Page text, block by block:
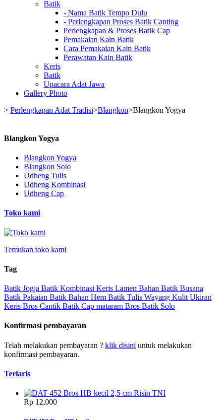
Batik
- Nama Batik Tempo Dulu
- Perlengkapan Proses Batik Canting
Perlengkapan & Proses Batik Cap
Pemakaian Kain Batik
Cara Pemakaian Kain Batik
Perawatan Kain Batik
Keris
Batik
Upacara Adat Jawa
Gallery Photo
> Perlengkapan Adat Tradisi>Blangkon>Blangkon Yogya
Blangkon Yogya
Blangkon Yogya
Blangkon Solo
Udheng Tulis
Udheng Kombinasi
Udheng Cap
Toko kami
Temukan toko kami
Tag
Batik Jogja Batik Kombinasi Keris Lamen Bahan Batik Busana
Batik Pakaian Batik Bahan Hem Batik Tulis Wayang Kulit Ukiran
Keris Bros Cantik Batik Cap mataram Bros Batik Solo
Konfirmasi pembayaran
Telah melakukan pembayaran ? klik disini untuk melakukan
konfirmasi pembayaran.
Terlaris
Rp‎ 12,000